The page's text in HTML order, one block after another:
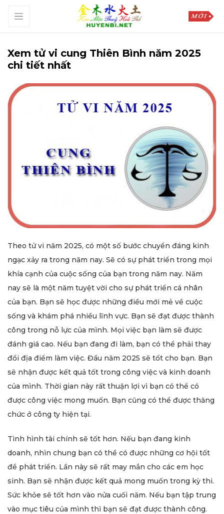
Xem tử vi cung Thiên Bình năm 2025
chi tiết nhất
Theo tử vi năm 2025, có một số bước chuyển đáng kinh
ngạc xảy ra trong năm nay. Sẽ có sự phát triển trong mọi
khía cạnh của cuộc sống của bạn trong năm nay. Năm
nay sẽ là một năm tuyệt vời cho sự phát triển cá nhân
của bạn. Bạn sẽ học được những điều mới mẻ về cuộc
sống và khám phá nhiều lĩnh vực. Bạn sẽ đạt được thành
công trong nỗ lực của mình. Mọi việc bạn làm sẽ được
đánh giá cao. Nếu bạn đang đi làm, bạn có thể phải thay
đổi địa điểm làm việc. Đầu năm 2025 sẽ tốt cho bạn. Bạn
sẽ nhận được kết quả tốt trong công việc và kinh doanh
của mình. Thời gian này rất thuận lợi vì bạn có thể có
được công việc mong muốn. Bạn cũng có thể được thăng
chức ở công ty hiện tại.
Tình hình tài chính sẽ tốt hơn. Nếu bạn đang kinh
doanh, nhìn chung bạn có thể có được những cơ hội tốt
để phát triển. Lần này sẽ rất may mắn cho các em học
sinh. Bạn sẽ nhận được kết quả mong muốn trong kỳ thi.
Sức khỏe sẽ tốt hơn vào nửa cuối năm. Nếu bạn tập trung
vào mục tiêu của mình thì bạn sẽ đạt được thành công.